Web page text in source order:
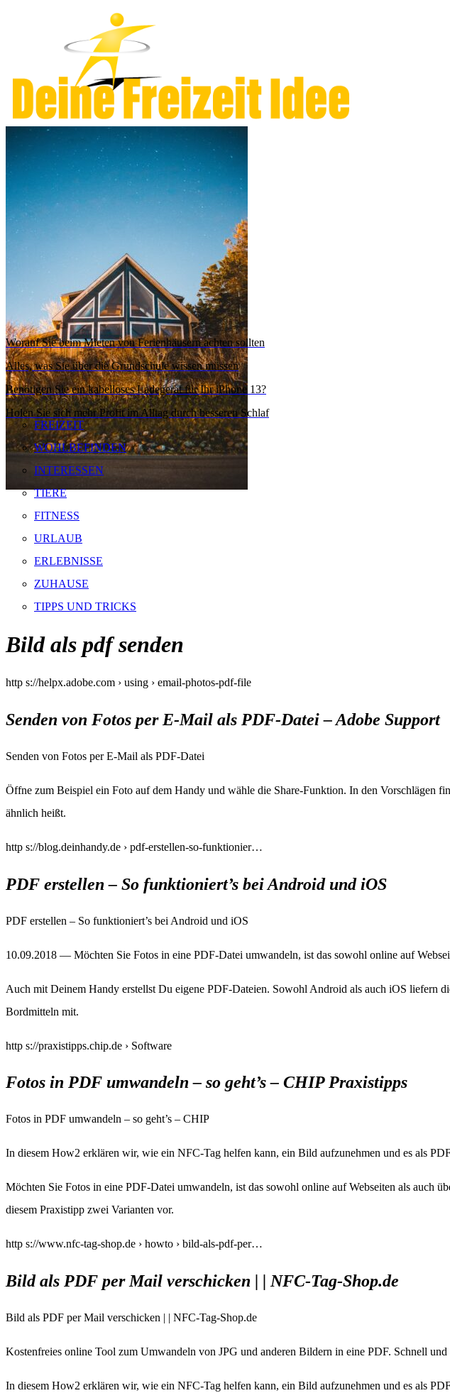
Worauf Sie beim Mieten von Ferienhäusern achten sollten
Alles, was Sie über die Grundschule wissen müssen
Benötigen Sie ein kabelloses Ladegerät für Ihr iPhone 13?
Holen Sie sich mehr Profit im Alltag durch besseren Schlaf
FREIZEIT
WOHLBEFINDEN
INTERESSEN
TIERE
FITNESS
URLAUB
ERLEBNISSE
ZUHAUSE
TIPPS UND TRICKS
Bild als pdf senden
http s://helpx.adobe.com › using › email-photos-pdf-file
Senden von Fotos per E-Mail als PDF-Datei – Adobe Support
Senden von Fotos per E-Mail als PDF-Datei
Öffne zum Beispiel ein Foto auf dem Handy und wähle die Share-Funktion. In den Vorschlägen
ähnlich heißt.
http s://blog.deinhandy.de › pdf-erstellen-so-funktionier…
PDF erstellen – So funktioniert’s bei Android und iOS
PDF erstellen – So funktioniert’s bei Android und iOS
10.09.2018 — Möchten Sie Fotos in eine PDF-Datei umwandeln, ist das sowohl online auf
Auch mit Deinem Handy erstellst Du eigene PDF-Dateien. Sowohl Android als auch iOS liefern
Bordmitteln mit.
http s://praxistipps.chip.de › Software
Fotos in PDF umwandeln – so geht’s – CHIP Praxistipps
Fotos in PDF umwandeln – so geht’s – CHIP
In diesem How2 erklären wir, wie ein NFC-Tag helfen kann, ein Bild aufzunehmen und es als
Möchten Sie Fotos in eine PDF-Datei umwandeln, ist das sowohl online auf Webseiten als auch
diesem Praxistipp zwei Varianten vor.
http s://www.nfc-tag-shop.de › howto › bild-als-pdf-per…
Bild als PDF per Mail verschicken | | NFC-Tag-Shop.de
Bild als PDF per Mail verschicken | | NFC-Tag-Shop.de
Kostenfreies online Tool zum Umwandeln von JPG und anderen Bildern in eine PDF. Schnell
In diesem How2 erklären wir, wie ein NFC-Tag helfen kann, ein Bild aufzunehmen und es als